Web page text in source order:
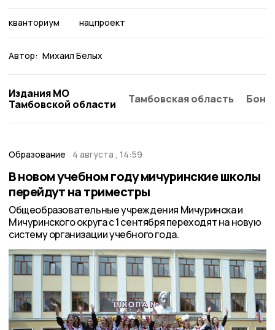
кванториум нацпроект
Автор: Михаил Белых
Издания МО
Тамбовской области
Тамбовская область
Образование 4 августа , 14:59
В новом учебном году мичуринские школы
перейдут на триместры
Общеобразовательные учреждения Мичуринска и
Мичуринского округа с 1 сентября переходят на новую
систему организации учебного года.